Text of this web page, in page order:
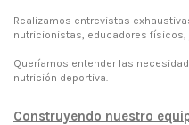
Realizamos entrevistas
nutricionistas, educadores
Queríamos entender las
nutrición deportiva.
Construyendo nuestro